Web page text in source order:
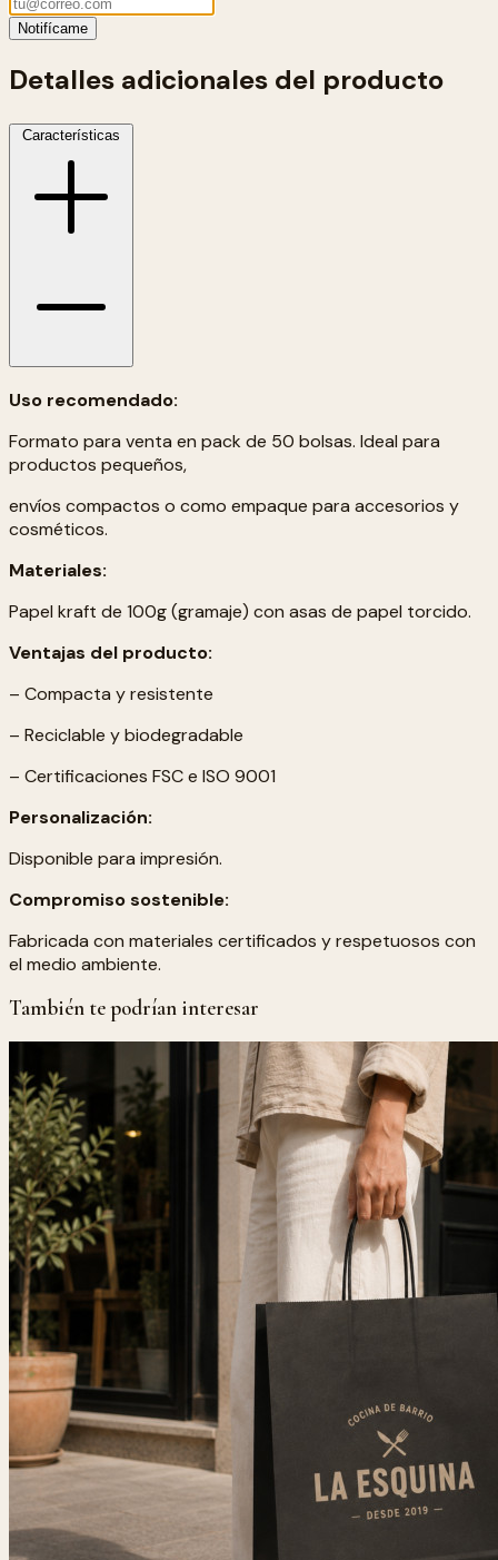
Notifícame
Detalles adicionales del producto
Características
Uso recomendado:
Formato para venta en pack de 50 bolsas. Ideal para
productos pequeños,
envíos compactos o como empaque para accesorios y
cosméticos.
Materiales:
Papel kraft de 100g (gramaje) con asas de papel torcido.
Ventajas del producto:
– Compacta y resistente
– Reciclable y biodegradable
– Certificaciones FSC e ISO 9001
Personalización:
Disponible para impresión.
Compromiso sostenible:
Fabricada con materiales certificados y respetuosos con
el medio ambiente.
También te podrían interesar